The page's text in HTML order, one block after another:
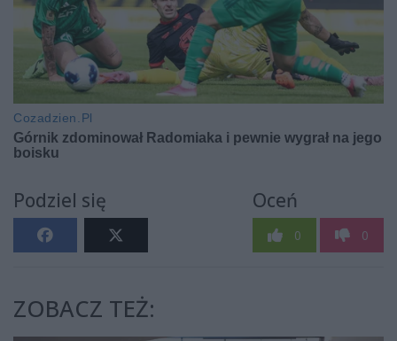
Podziel się Oceń
0 0
ZOBACZ TEŻ: